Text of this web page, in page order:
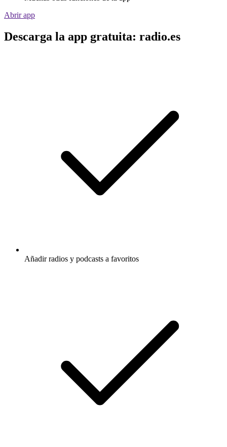
Abrir app
Descarga la app gratuita: radio.es
Añadir radios y podcasts a favoritos